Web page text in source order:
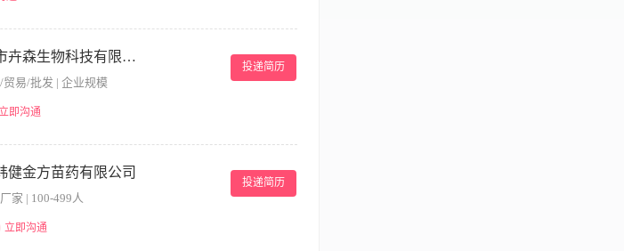
够独立完成从活动策划、上线验证、数据监控、报告分析等
擎相关项目。 职位要求： 1、了解互联网推广和网站运营；
3、分析和研究本公司与竞争对手的关键字设置，制定关键
、炒作等多种方式推广网站； 5、熟练使用网站优化工具和
； 7、计算机相关专业,有seo外链资源,从业背景者优先考
广州市卉森生物科技有限公司
贸易/批发 | 企业规模
投递简历
即沟通
形式提升网站人气； 5、与其他网站进行网站间的资源互换等
； 7、熟悉所有的网络推广手段，精通BBS、社区、blog等
计、网站图片处理、动画设计等; 9、负责在线客户接待及客
1、编辑、出版、新闻、中文等相关专业大专或以上学历；
握BBS、QQ群、博客、软文、贴吧、社区推广、点评网
健金方苗药有限公司
家 | 100-499人
投递简历
立即沟通